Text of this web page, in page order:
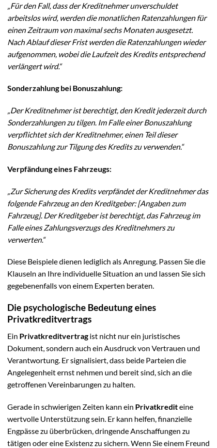
„Für den Fall, dass der Kreditnehmer unverschuldet
arbeitslos wird, werden die monatlichen Ratenzahlungen für
einen Zeitraum von maximal sechs Monaten ausgesetzt.
Nach Ablauf dieser Frist werden die Ratenzahlungen wieder
aufgenommen, wobei die Laufzeit des Kredits entsprechend
verlängert wird.“
Sonderzahlung bei Bonuszahlung:
„Der Kreditnehmer ist berechtigt, den Kredit jederzeit durch
Sonderzahlungen zu tilgen. Im Falle einer Bonuszahlung
verpflichtet sich der Kreditnehmer, einen Teil dieser
Bonuszahlung zur Tilgung des Kredits zu verwenden.“
Verpfändung eines Fahrzeugs:
„Zur Sicherung des Kredits verpfändet der Kreditnehmer das
folgende Fahrzeug an den Kreditgeber: [Angaben zum
Fahrzeug]. Der Kreditgeber ist berechtigt, das Fahrzeug im
Falle eines Zahlungsverzugs des Kreditnehmers zu
verwerten.“
Diese Beispiele dienen lediglich als Anregung. Passen Sie die
Klauseln an Ihre individuelle Situation an und lassen Sie sich
gegebenenfalls von einem Experten beraten.
Die psychologische Bedeutung eines
Privatkreditvertrags
Ein Privatkreditvertragist nicht nur ein juristisches
Dokument, sondern auch ein Ausdruck von Vertrauen und
Verantwortung. Er signalisiert, dass beide Parteien die
Angelegenheit ernst nehmen und bereit sind, sich an die
getroffenen Vereinbarungen zu halten.
Gerade in schwierigen Zeiten kann ein Privatkrediteine
wertvolle Unterstützung sein. Er kann helfen, finanzielle
Engpässe zu überbrücken, dringende Anschaffungen zu
tätigen oder eine Existenz zu sichern. Wenn Sie einem Freund